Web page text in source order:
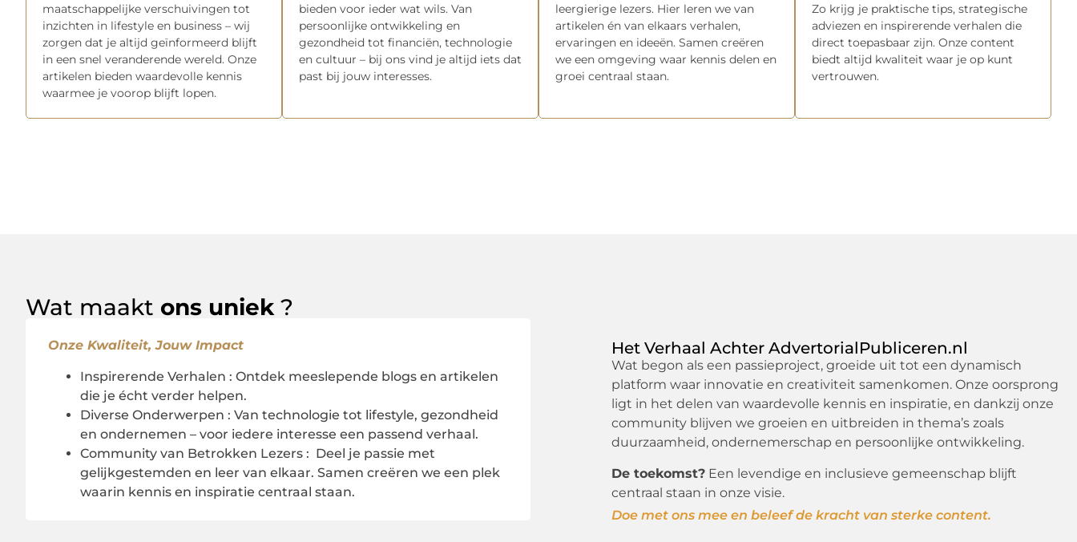
maatschappelijke verschuivingen tot
inzichten in lifestyle en business – wij
zorgen dat je altijd geïnformeerd blijft
in een snel veranderende wereld. Onze
artikelen bieden waardevolle kennis
waarmee je voorop blijft lopen.
bieden voor ieder wat wils. Van
persoonlijke ontwikkeling en
gezondheid tot financiën, technologie
en cultuur – bij ons vind je altijd iets dat
past bij jouw interesses.
leergierige lezers. Hier leren we van
artikelen én van elkaars verhalen,
ervaringen en ideeën. Samen creëren
we een omgeving waar kennis delen en
groei centraal staan.
Zo krijg je praktische tips, strategische
adviezen en inspirerende verhalen die
direct toepasbaar zijn. Onze content
biedt altijd kwaliteit waar je op kunt
vertrouwen.
Wat maakt ons uniek ?
Onze Kwaliteit, Jouw Impact
Inspirerende Verhalen : Ontdek meeslepende blogs en artikelen
die je écht verder helpen.
Diverse Onderwerpen : Van technologie tot lifestyle, gezondheid
en ondernemen – voor iedere interesse een passend verhaal.
Community van Betrokken Lezers : Deel je passie met
gelijkgestemden en leer van elkaar. Samen creëren we een plek
waarin kennis en inspiratie centraal staan.
Het Verhaal Achter AdvertorialPubliceren.nl
Wat begon als een passieproject, groeide uit tot een dynamisch
platform waar innovatie en creativiteit samenkomen. Onze oorsprong
ligt in het delen van waardevolle kennis en inspiratie, en dankzij onze
community blijven we groeien en uitbreiden in thema’s zoals
duurzaamheid, ondernemerschap en persoonlijke ontwikkeling.
De toekomst? Een levendige en inclusieve gemeenschap blijft
centraal staan in onze visie.
Doe met ons mee en beleef de kracht van sterke content.